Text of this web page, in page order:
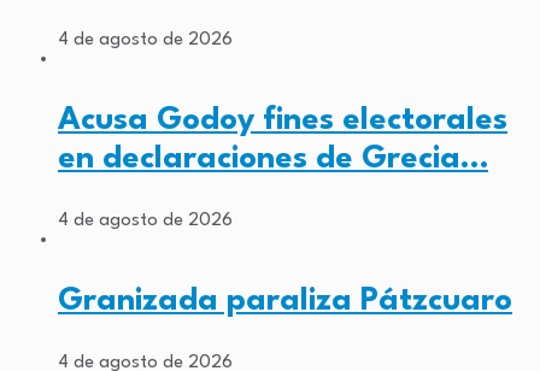
4 de agosto de 2026
Acusa Godoy fines electorales
en declaraciones de Grecia…
4 de agosto de 2026
Granizada paraliza Pátzcuaro
4 de agosto de 2026